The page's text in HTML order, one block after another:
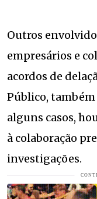
Outros
empresários e
acordos de
Público,
alguns casos,
à colaboração
investigações.